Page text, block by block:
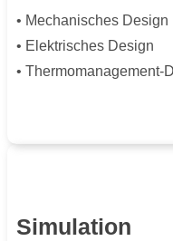
• Mechanisches Design
• Elektrisches Design
• Thermomanagement-
Simulation